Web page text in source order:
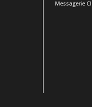
Messagerie